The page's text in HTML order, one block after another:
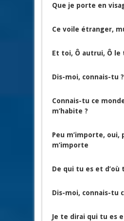
Que je porte en
Ce voile étranger,
Et toi, Ô autrui, Ô le
Dis-moi, connais-tu ?
Connais-tu ce
m’habite ?
Peu m’importe, oui,
m’importe
De qui tu es et d’où
Dis-moi, connais-tu
Je te dirai qui tu es